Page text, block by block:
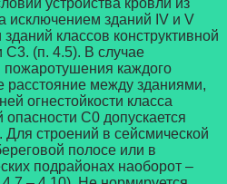
исключением зданий IV и V
классов конструктивной
С3. (п. 4.5). В случае
каждого
расстояние между зданиями,
огнестойкости класса
опасности С0 допускается
строений в сейсмической
полосе или в
подрайонах наоборот –